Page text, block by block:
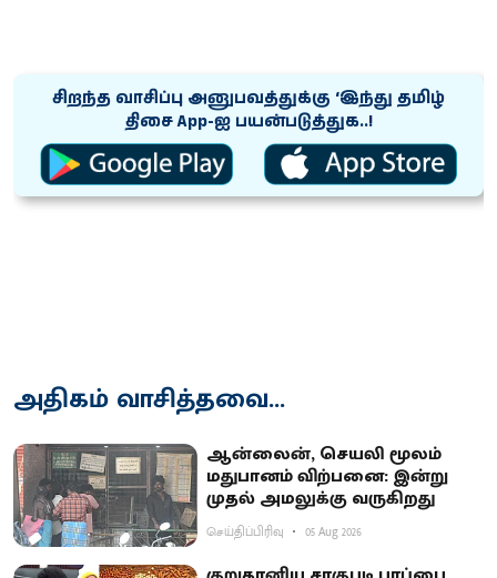
சிறந்த வாசிப்பு அனுபவத்துக்கு ‘இந்து தமிழ்
திசை App-ஐ பயன்படுத்துக..!
அதிகம் வாசித்தவை...
ஆன்லைன், செயலி மூலம்
மதுபானம் விற்பனை: இன்று
முதல் அமலுக்கு வருகிறது
செய்திப்பிரிவு 05 Aug 2026